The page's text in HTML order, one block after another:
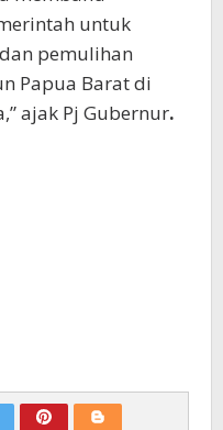
untuk
pemulihan
Papua Barat di
ajak Pj Gubernur.